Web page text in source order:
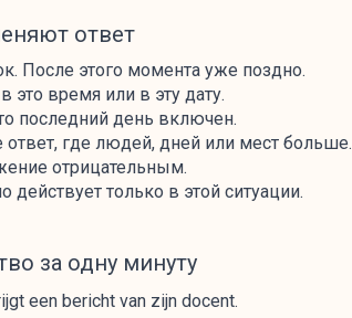
ответ
После этого момента уже поздно.
это время или в эту дату.
последний день включен.
ответ, где людей, дней или мест больше.
отрицательным.
действует только в этой ситуации.
за одну минуту
een bericht van zijn docent.